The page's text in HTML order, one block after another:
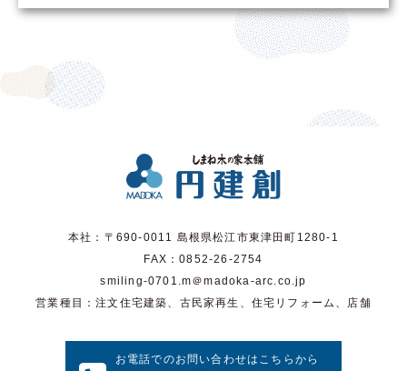
本社：〒690-0011 島根県松江市東津田町1280-1
FAX：0852-26-2754
smiling-0701.m＠madoka-arc.co.jp
営業種目：注文住宅建築、古民家再生、住宅リフォーム、店舗
お電話でのお問い合わせはこちらから